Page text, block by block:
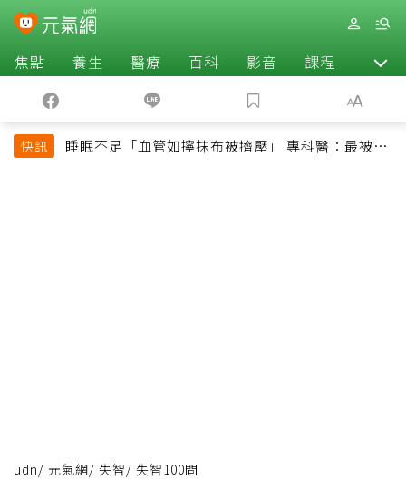
焦點 養生 醫療 百科 影音 課程 退休
快訊
睡眠不足「血管如擰抹布被擠壓」 專科醫：最被忽
udn/ 元氣網/ 失智/ 失智100問